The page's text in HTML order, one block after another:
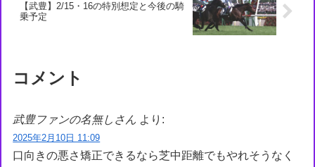
【武豊】2/15・16の特別想定と今後の騎
乗予定
コメント
武豊ファンの名無しさん より:
2025年2月10日 11:09
口向きの悪さ矯正できるなら芝中距離でもやれそうなく